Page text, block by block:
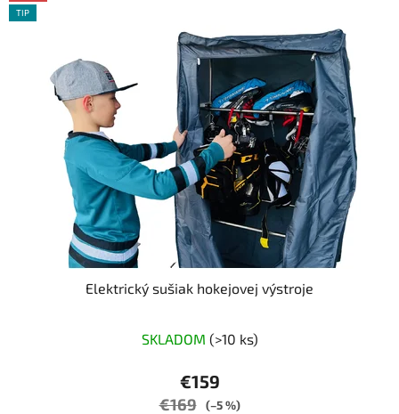
TIP
Elektrický sušiak hokejovej výstroje
hodnotenie
produktu
je
SKLADOM (>10 ks)
€159
€169 (–5 %)